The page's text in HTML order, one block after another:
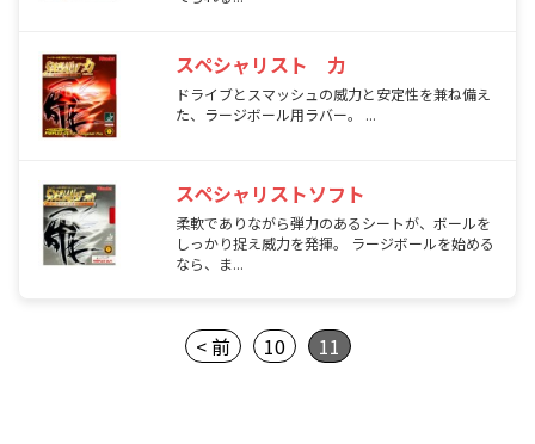
スペシャリスト 力
ドライブとスマッシュの威力と安定性を兼ね備え
た、ラージボール用ラバー。 ...
スペシャリストソフト
柔軟でありながら弾力のあるシートが、ボールを
しっかり捉え威力を発揮。 ラージボールを始める
なら、ま...
< 前 10 11